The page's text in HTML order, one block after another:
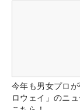
今年も男女プロ
ロウェイ」のニ